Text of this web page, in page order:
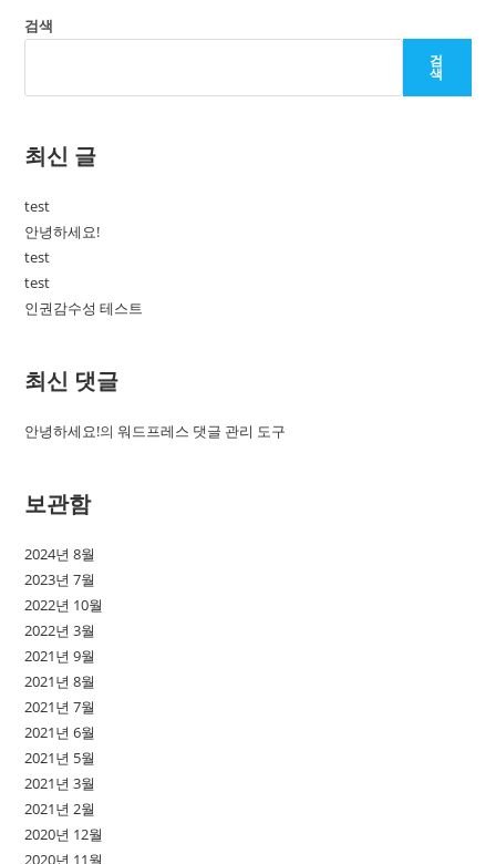
검색
검
색
최신 글
test
안녕하세요!
test
test
인권감수성 테스트
최신 댓글
안녕하세요!의워드프레스 댓글 관리 도구
보관함
2024년 8월
2023년 7월
2022년 10월
2022년 3월
2021년 9월
2021년 8월
2021년 7월
2021년 6월
2021년 5월
2021년 3월
2021년 2월
2020년 12월
2020년 11월